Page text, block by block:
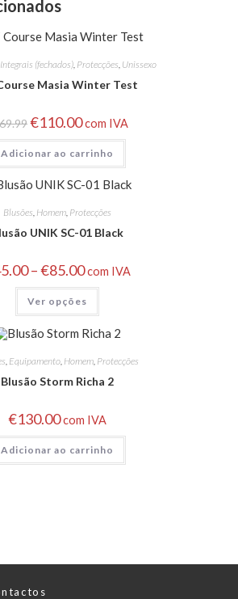
(fechados) Protecções Unissexo
Masia Winter Test
€110.00com IVA
Adicionar ao carrinho
Blusões, Homem, Protecções
UNIK SC-01 Black
–€85.00com IVA
Ver opções
, Equipamento, Homem, Protecções
Blusão Storm Richa 2
€130.00com IVA
Adicionar ao carrinho